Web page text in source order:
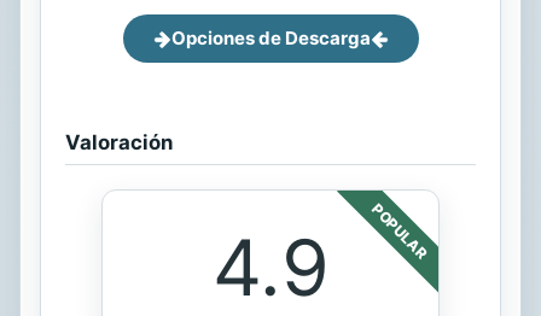
Opciones de Descarga
Valoración
POPULAR
4.9